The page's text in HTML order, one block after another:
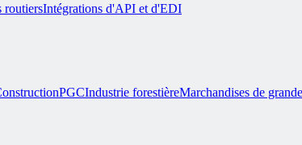
routiersIntégrations d'API et d'EDI
PGCIndustrie forestièreMarchandises de